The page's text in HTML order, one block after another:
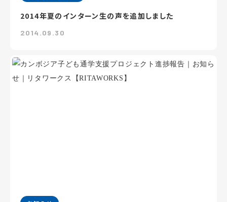
2014年夏のインターン生の声を追加しました
2014.09.30